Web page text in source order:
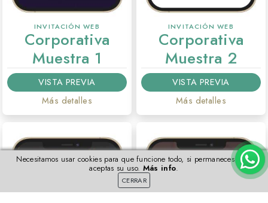
INVITACIÓN WEB
Corporativa
Muestra 1
VISTA PREVIA
Más detalles
INVITACIÓN WEB
Corporativa
Muestra 2
VISTA PREVIA
Más detalles
Necesitamos usar cookies para que funcione todo, si permaneces aquí
aceptas su uso. Más info.
CERRAR